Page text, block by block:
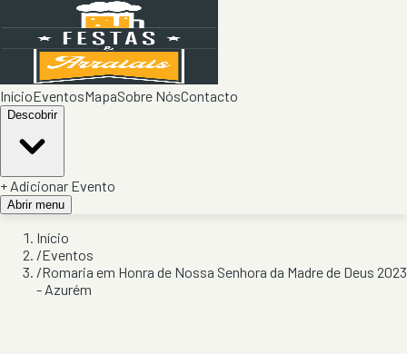
InícioEventosMapaSobre NósContacto
Descobrir
+ Adicionar Evento
Abrir menu
Início
/Eventos
/Romaria em Honra de Nossa Senhora da Madre de Deus 2023
- Azurém